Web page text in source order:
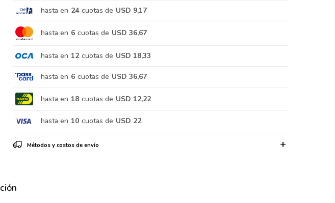
hasta en 24 cuotas de USD 9,17
hasta en 6 cuotas de USD 36,67
hasta en 12 cuotas de USD 18,33
hasta en 6 cuotas de USD 36,67
hasta en 18 cuotas de USD 12,22
hasta en 10 cuotas de USD 22
Métodos y costos de envío